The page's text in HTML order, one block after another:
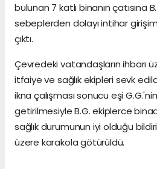
bulunan 7 katlı binanın çatısına
sebeplerden dolayı intihar
çıktı.
Çevredeki vatandaşların ihbarı
itfaiye ve sağlık ekipleri sevk
ikna çalışması sonucu eşi
getirilmesiyle B.G. ekiplerce
sağlık durumunun iyi olduğu
üzere karakola götürüldü.